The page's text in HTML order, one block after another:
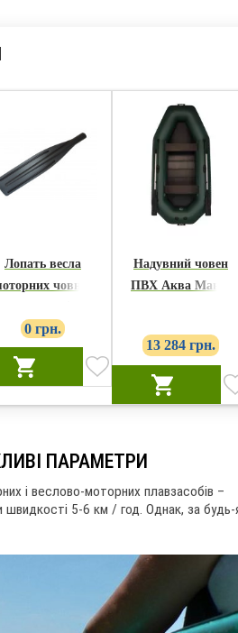
весла
човнів
0 грн.
Надувний човен
ПВХ Аква Манія
13 284 грн.
ПАРАМЕТРИ
і веслово-моторних плавзасобів –
швидкості 5-6 км / год. Однак, за будь-